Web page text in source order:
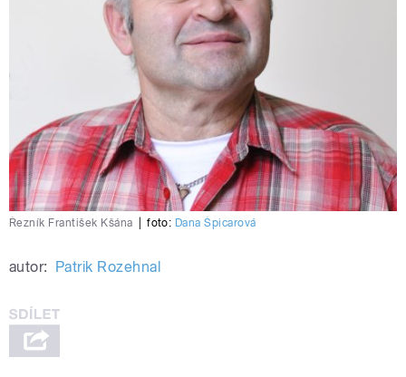
Řezník František Kšána foto: Dana Špicarová
autor: Patrik Rozehnal